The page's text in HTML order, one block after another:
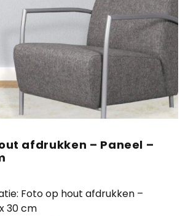
afdrukken – Paneel –
Foto op hout afdrukken –
30 cm